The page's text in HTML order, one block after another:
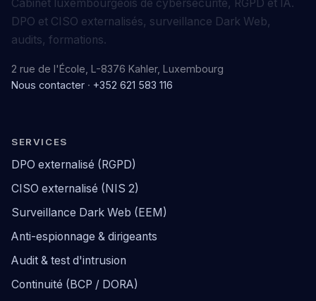
Cabinet luxembourgeois de cybersécurité, RGPD et IA.
DPO et CISO externalisés, surveillance Dark Web,
audits, formations.
2 rue de l'École, L-8376 Kahler, Luxembourg
Nous contacter · +352 621 583 116
SERVICES
DPO externalisé (RGPD)
CISO externalisé (NIS 2)
Surveillance Dark Web (EEM)
Anti-espionnage & dirigeants
Audit & test d'intrusion
Continuité (BCP / DORA)